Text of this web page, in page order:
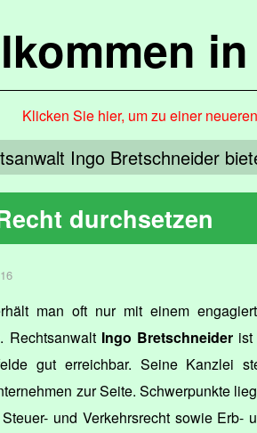
Klicken Sie hier, um zu einer
Ingo Bretschneider
durchsetzen
man oft nur mit einem
Rechtsanwalt Ingo Bretschneiderist
gut erreichbar. Seine Kanzlei
zur Seite. Schwerpunkte
und Verkehrsrecht sowie Erb-